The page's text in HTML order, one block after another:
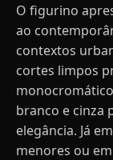
O figurino
ao
contextos
cortes limpos
branco e cinza
elegância. Já
menores ou